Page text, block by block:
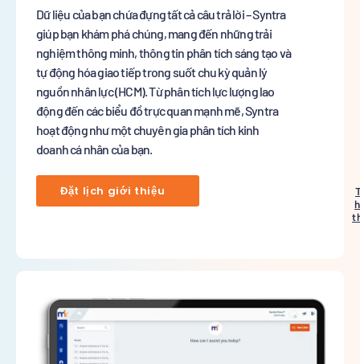
Dữ liệu của bạn chứa đựng tất cả câu trả lời – Syntra
giúp bạn khám phá chúng, mang đến những trải
nghiệm thông minh, thông tin phân tích sáng tạo và
tự động hóa giao tiếp trong suốt chu kỳ quản lý
nguồn nhân lực (HCM). Từ phân tích lực lượng lao
động đến các biểu đồ trực quan mạnh mẽ, Syntra
hoạt động như một chuyên gia phân tích kinh
doanh cá nhân của bạn.
Đặt lịch giới thiệu